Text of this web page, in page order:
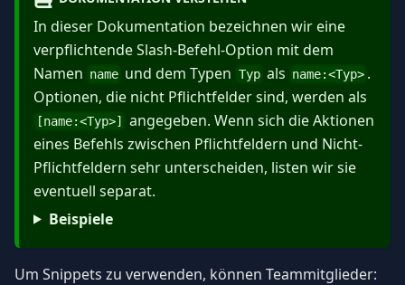
In dieser Dokumentation bezeichnen wir eine
verpflichtende Slash-Befehl-Option mit dem
Namen name und dem Typen Typ als name:<Typ> .
Optionen, die nicht Pflichtfelder sind, werden als
[name:<Typ>]
angegeben. Wenn sich die Aktionen
eines Befehls zwischen Pflichtfeldern und Nicht-
Pflichtfeldern sehr unterscheiden, listen wir sie
eventuell separat.
Beispiele
Um Snippets zu verwenden, können Teammitglieder: